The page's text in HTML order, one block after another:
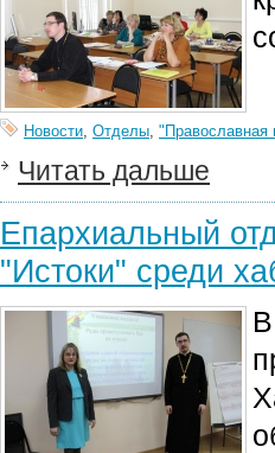
Новости, Отделы, "Православная
Читать дальше
Епархиальный
"Истоки" среди